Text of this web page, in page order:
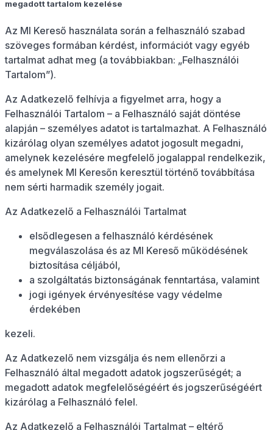
megadott tartalom kezelése
Az MI Kereső használata során a felhasználó szabad
szöveges formában kérdést, információt vagy egyéb
tartalmat adhat meg (a továbbiakban: „Felhasználói
Tartalom”).
Az Adatkezelő felhívja a figyelmet arra, hogy a
Felhasználói Tartalom – a Felhasználó saját döntése
alapján – személyes adatot is tartalmazhat. A Felhasználó
kizárólag olyan személyes adatot jogosult megadni,
amelynek kezelésére megfelelő jogalappal rendelkezik,
és amelynek MI Keresőn keresztül történő továbbítása
nem sérti harmadik személy jogait.
Az Adatkezelő a Felhasználói Tartalmat
elsődlegesen a felhasználó kérdésének
megválaszolása és az MI Kereső működésének
biztosítása céljából,
a szolgáltatás biztonságának fenntartása, valamint
jogi igények érvényesítése vagy védelme
érdekében
kezeli.
Az Adatkezelő nem vizsgálja és nem ellenőrzi a
Felhasználó által megadott adatok jogszerűségét; a
megadott adatok megfelelőségéért és jogszerűségéért
kizárólag a Felhasználó felel.
Az Adatkezelő a Felhasználói Tartalmat – eltérő